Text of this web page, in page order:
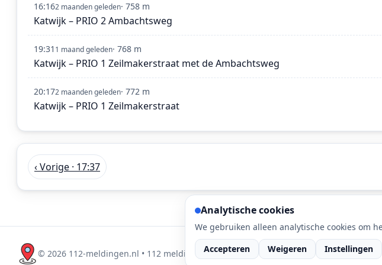
16:162 maanden geleden· 758 m
Katwijk – PRIO 2 Ambachtsweg
19:31 1 maand geleden· 768 m
Katwijk – PRIO 1 Zeilmakerstraat met de Ambachtsweg
20:172 maanden geleden· 772 m
Katwijk – PRIO 1 Zeilmakerstraat
‹ Vorige · 17:37
© 2026 112-meldingen.nl • 112 meldingen is onderdeel van DaLec.
Analytische cookies
We gebruiken alleen analytische cookies om
Accepteren
Weigeren Instellingen